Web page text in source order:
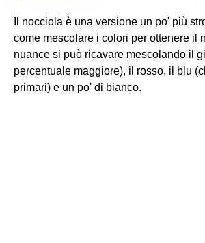
Il nocciola è una versione un po' più
come mescolare i colori per ottenere il
nuance si può ricavare mescolando il
percentuale maggiore), il rosso, il blu
primari) e un po' di bianco.